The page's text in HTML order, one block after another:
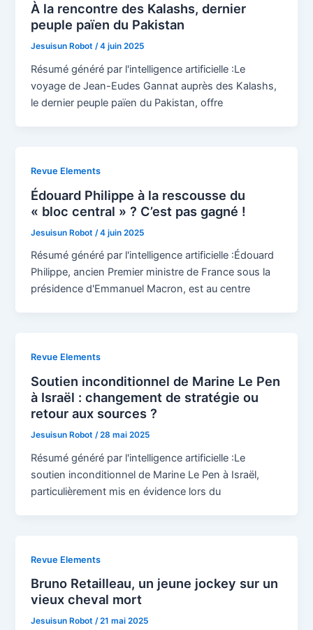
À la rencontre des Kalashs, dernier
peuple païen du Pakistan
Jesuisun Robot/4 juin 2025
Résumé généré par l'intelligence artificielle :Le
voyage de Jean-Eudes Gannat auprès des Kalashs,
le dernier peuple païen du Pakistan, offre
Revue Elements
Édouard Philippe à la rescousse du
« bloc central » ? C’est pas gagné !
Jesuisun Robot /4 juin 2025
Résumé généré par l'intelligence artificielle :Édouard
Philippe, ancien Premier ministre de France sous la
présidence d'Emmanuel Macron, est au centre
Revue Elements
Soutien inconditionnel de Marine Le Pen
à Israël : changement de stratégie ou
retour aux sources ?
Jesuisun Robot/28 mai 2025
Résumé généré par l'intelligence artificielle :Le
soutien inconditionnel de Marine Le Pen à Israël,
particulièrement mis en évidence lors du
Revue Elements
Bruno Retailleau, un jeune jockey sur un
vieux cheval mort
Jesuisun Robot/21 mai 2025